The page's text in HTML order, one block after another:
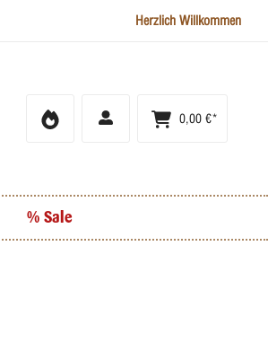
Herzlich Willkommen
0,00 €*
% Sale